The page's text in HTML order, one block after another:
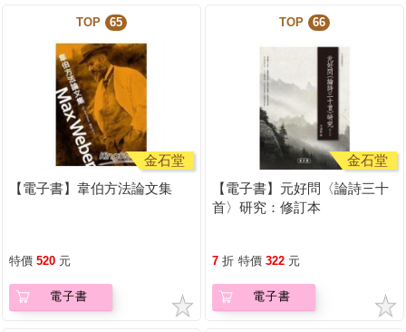
TOP 65
金石堂
【電子書】韋伯方法論文集
特價 520 元
電子書
TOP 66
金石堂
【電子書】元好問〈論詩三十
首〉研究：修訂本
7 折 特價 322 元
電子書